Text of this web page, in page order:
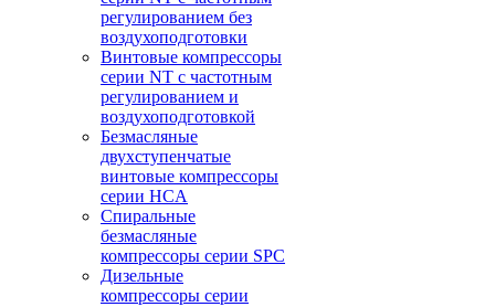
регулированием без
воздухоподготовки
Винтовые компрессоры
серии NT с частотным
регулированием и
воздухоподготовкой
Безмасляные
двухступенчатые
винтовые компрессоры
серии HCA
Спиральные
безмасляные
компрессоры серии SPC
Дизельные
компрессоры серии